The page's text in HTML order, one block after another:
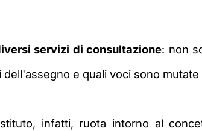
servizi di consultazione: non
e quali voci sono
infatti, ruota intorno al